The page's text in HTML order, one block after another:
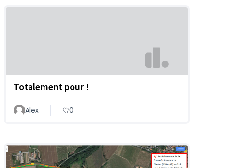
Totalement pour !
Alex 0